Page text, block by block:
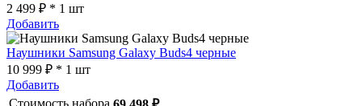
2 499 ₽ * 1 шт
Добавить
Наушники Samsung Galaxy Buds4 черные
10 999 ₽ * 1 шт
Добавить